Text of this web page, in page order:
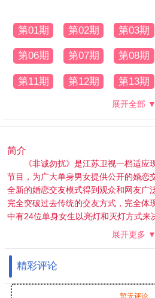
第01期 第02期 第03期
第06期 第07期 第08期
第11期 第12期 第13期
展开全部 ▼
简介
《非诚勿扰》是江苏卫视一档适应
节目，为广大单身男女提供公开的婚恋
全新的婚恋交友模式得到观众和网友广
完全突破过去传统的交友方式，完全体
中有24位单身女生以亮灯和灭灯方式来
过“爱之初体验”、“爱之再判断”、“爱之
展开更多 ▼
精彩评论